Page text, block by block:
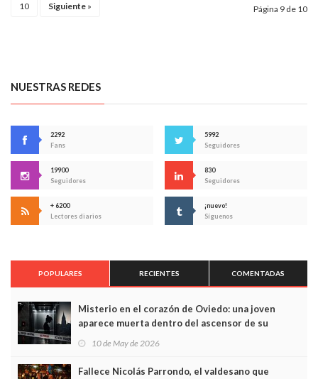
10 Siguiente » Página 9 de 10
NUESTRAS REDES
2292
Fans
5992
Seguidores
19900
Seguidores
830
Seguidores
+ 6200
Lectores diarios
¡nuevo!
Síguenos
POPULARES RECIENTES COMENTADAS
Misterio en el corazón de Oviedo: una joven
aparece muerta dentro del ascensor de su
edificio y las cámaras captan sus últimos minutos
10 de May de 2026
Fallece Nicolás Parrondo, el valdesano que